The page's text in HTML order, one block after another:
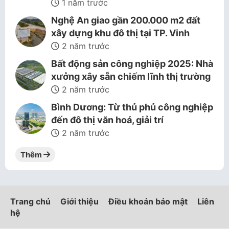
1 năm trước
Nghệ An giao gần 200.000 m2 đất
xây dựng khu đô thị tại TP. Vinh
2 năm trước
Bất động sản công nghiệp 2025: Nhà
xưởng xây sẵn chiếm lĩnh thị trường
2 năm trước
Bình Dương: Từ thủ phủ công nghiệp
đến đô thị văn hoá, giải trí
2 năm trước
Thêm
Trang chủ Giới thiệu Điều khoản bảo mật
Liên
hệ